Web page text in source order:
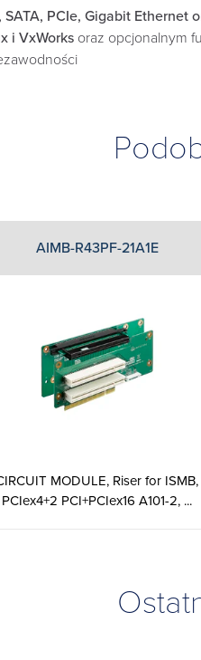
SATA, PCIe, Gigabit Ethernet
i VxWorks oraz opcjonalnym
AIMB-R43PF-21A1E
MODULE, Riser for ISMB,
PCIex4+2 PCI+PCIex16 A101-2, ...